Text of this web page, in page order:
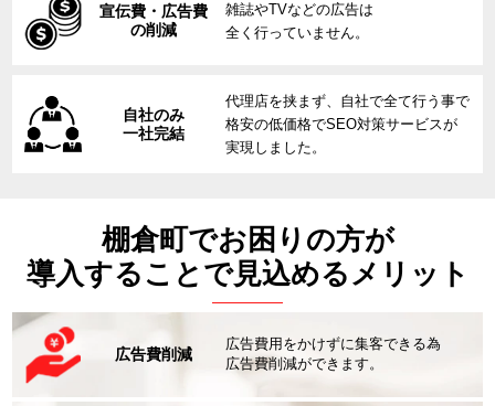
宣伝費・広告費
の削減
雑誌やTVなどの広告は
全く行っていません。
自社のみ
一社完結
代理店を挟まず、自社で全て行う事で
格安の低価格でSEO対策サービスが
実現しました。
棚倉町でお困りの方が
導入することで見込めるメリット
広告費削減
広告費用をかけずに集客できる為
広告費削減ができます。